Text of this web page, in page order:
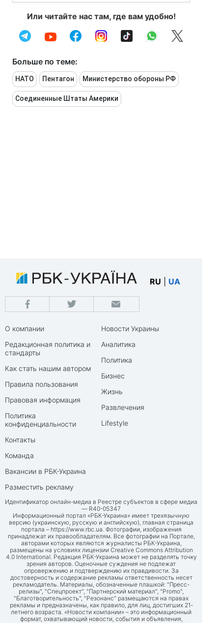
Или читайте нас там, где вам удобно!
Больше по теме:
НАТО Пентагон Министерство обороны РФ
Соединенные Штаты Америки
RU UA
О компании
Редакционная политика и
стандарты
Как стать нашим автором
Правила пользования
Правовая информация
Политика
конфиденциальности
Контакты
Команда
Вакансии в РБК-Украина
Разместить рекламу
Новости Украины
Аналитика
Политика
Бизнес
Жизнь
Развлечения
Lifestyle
Идентификатор онлайн-медиа в Реестре субъектов в сфере медиа
— R40-05347
Информационный портал «РБК-Украина» имеет трехязычную
версию (украинскую, русскую и английскую), главная страница
портала – https://www.rbc.ua. Фотографии, изображения
принадлежат их правообладателям. Все фотографии на Портале,
авторами которых являются журналисты РБК-Украина,
размещены на условиях лицензии Creative Commons Attribution
4.0 International. Редакция РБК-Украина может не разделять точку
зрения авторов. Оценочные суждения не подлежат
опровержению и подтверждению их правдивости. За
достоверность и содержание рекламы ответственность несет
рекламодатель. Материалы, обозначенные плашкой: "Пресс-
релизы", "Спецпроект", "Партнерский материал", "Promo",
"Благотворительность", "Резонанс" размещаются на правах
рекламы и предназначены, как правило, для лиц, достигших 21-
летнего возраста. «Новости компании» – это информационный
формат, охватывающий новости, события и объявления,